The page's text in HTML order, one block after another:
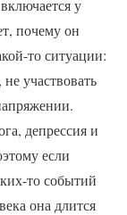
у
почему он
то ситуации:
участвовать
депрессия и
если
то событий
она длится